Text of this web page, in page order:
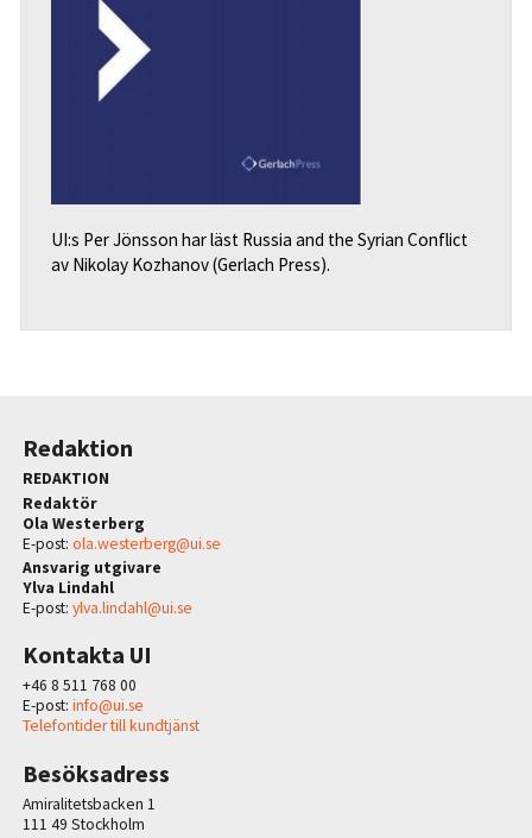
UI:s Per Jönsson har läst Russia and the Syrian Conflict
av Nikolay Kozhanov (Gerlach Press).
Redaktion
REDAKTION
Redaktör
Ola Westerberg
E-post: ola.westerberg@ui.se
Ansvarig utgivare
Ylva Lindahl
E-post: ylva.lindahl@ui.se
Kontakta UI
+46 8 511 768 00
E-post: info@ui.se
Telefontider till kundtjänst
Besöksadress
Amiralitetsbacken 1
111 49 Stockholm